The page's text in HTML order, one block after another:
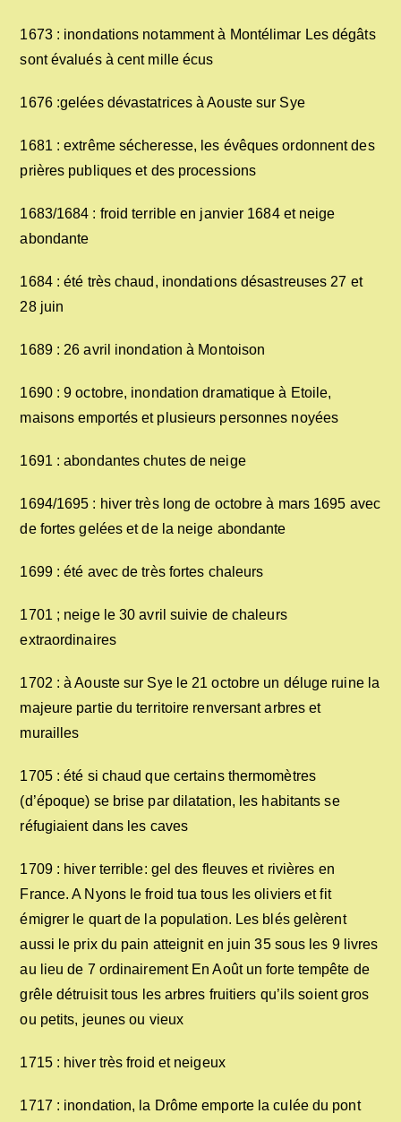
1673 : inondations notamment à Montélimar Les dégâts
sont évalués à cent mille écus
1676 :gelées dévastatrices à Aouste sur Sye
1681 : extrême sécheresse, les évêques ordonnent des
prières publiques et des processions
1683/1684 : froid terrible en janvier 1684 et neige
abondante
1684 : été très chaud, inondations désastreuses 27 et
28 juin
1689 : 26 avril inondation à Montoison
1690 : 9 octobre, inondation dramatique à Etoile,
maisons emportés et plusieurs personnes noyées
1691 : abondantes chutes de neige
1694/1695 : hiver très long de octobre à mars 1695 avec
de fortes gelées et de la neige abondante
1699 : été avec de très fortes chaleurs
1701 ; neige le 30 avril suivie de chaleurs
extraordinaires
1702 : à Aouste sur Sye le 21 octobre un déluge ruine la
majeure partie du territoire renversant arbres et
murailles
1705 : été si chaud que certains thermomètres
(d’époque) se brise par dilatation, les habitants se
réfugiaient dans les caves
1709 : hiver terrible: gel des fleuves et rivières en
France. A Nyons le froid tua tous les oliviers et fit
émigrer le quart de la population. Les blés gelèrent
aussi le prix du pain atteignit en juin 35 sous les 9 livres
au lieu de 7 ordinairement En Août un forte tempête de
grêle détruisit tous les arbres fruitiers qu’ils soient gros
ou petits, jeunes ou vieux
1715 : hiver très froid et neigeux
1717 : inondation, la Drôme emporte la culée du pont